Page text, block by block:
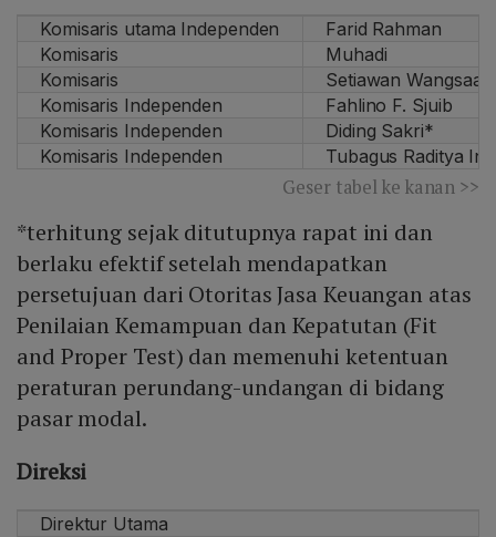
Komisaris utama Independen
Farid Rahman
Komisaris
Muhadi
Komisaris
Setiawan
Komisaris Independen
Fahlino F. Sjuib
Komisaris Independen
Diding Sakri*
Komisaris Independen
Tubagus Raditya
Geser tabel ke kanan >>
*terhitung sejak ditutupnya rapat ini dan
berlaku efektif setelah mendapatkan
persetujuan dari Otoritas Jasa Keuangan atas
Penilaian Kemampuan dan Kepatutan (Fit
and Proper Test) dan memenuhi ketentuan
peraturan perundang-undangan di bidang
pasar modal.
Direksi
Direktur Utama